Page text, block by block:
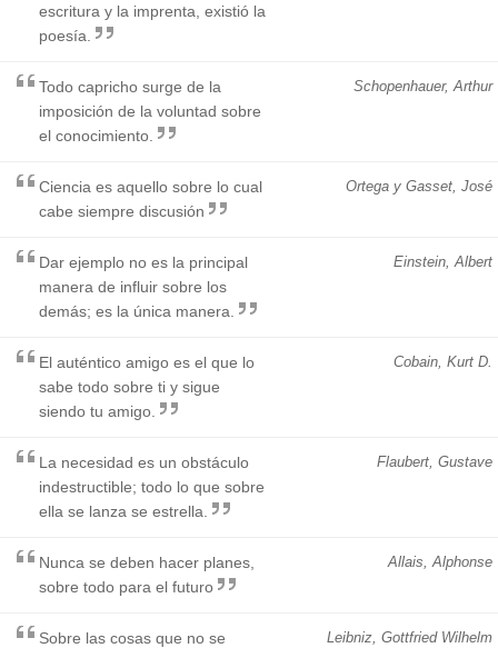
escritura y la imprenta, existió la
poesía.
Schopenhauer, Arthur
Todo capricho surge de la
imposición de la voluntad sobre
el conocimiento.
Ortega y Gasset, José
Ciencia es aquello sobre lo cual
cabe siempre discusión
Einstein, Albert
Dar ejemplo no es la principal
manera de influir sobre los
demás; es la única manera.
Cobain, Kurt D.
El auténtico amigo es el que lo
sabe todo sobre ti y sigue
siendo tu amigo.
Flaubert, Gustave
La necesidad es un obstáculo
indestructible; todo lo que sobre
ella se lanza se estrella.
Allais, Alphonse
Nunca se deben hacer planes,
sobre todo para el futuro
Leibniz, Gottfried Wilhelm
Sobre las cosas que no se